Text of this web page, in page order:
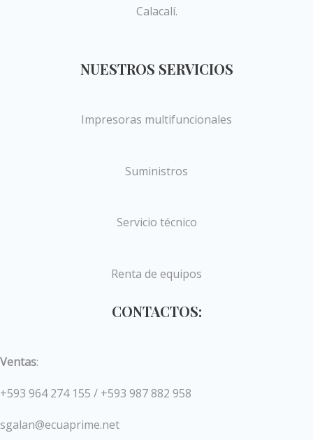
Calacalí.
NUESTROS SERVICIOS
Impresoras multifuncionales
Suministros
Servicio técnico
Renta de equipos
CONTACTOS:
Ventas:
+593 964 274 155 / +593 987 882 958
sgalan@ecuaprime.net